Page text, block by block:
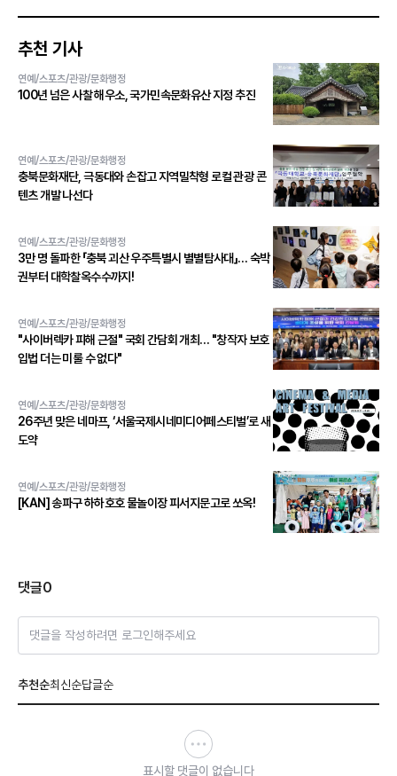
추천 기사
연예/스포츠/관광/문화행정
100년 넘은 사찰 해우소, 국가민속문화유산 지정 추진
연예/스포츠/관광/문화행정
충북문화재단, 극동대와 손잡고 지역밀착형 로컬 관광 콘
텐츠 개발 나선다
연예/스포츠/관광/문화행정
3만 명 돌파한 「충북 괴산 우주특별시 별별탐사대」… 숙박
권부터 대학찰옥수수까지!
연예/스포츠/관광/문화행정
"사이버렉카 피해 근절" 국회 간담회 개최… "창작자 보호
입법 더는 미룰 수 없다"
연예/스포츠/관광/문화행정
26주년 맞은 네마프, ‘서울국제시네미디어페스티벌’로 새
도약
연예/스포츠/관광/문화행정
[KAN] 송파구 하하호호 물놀이장 피서지문고로 쏘옥!
댓글0
댓글을 작성하려면 로그인해주세요
추천순최신순답글순
표시할 댓글이 없습니다